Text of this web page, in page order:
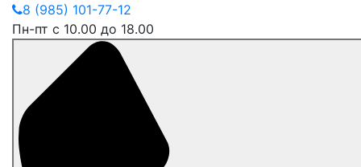
8 (985) 101-77-12
Пн-пт с 10.00 до 18.00